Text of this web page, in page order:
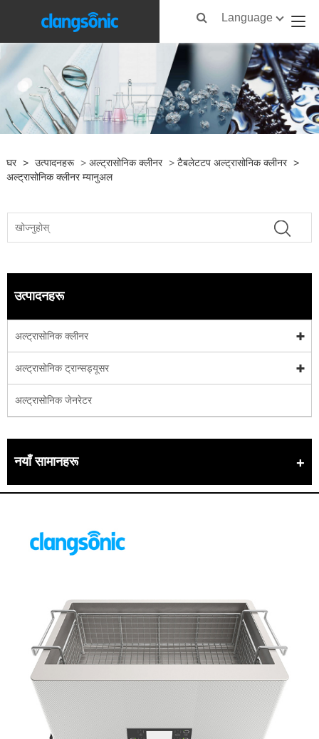
Language
घर > उत्पादनहरू > अल्ट्रासोनिक क्लीनर > टैबलेटटप अल्ट्रासोनिक क्लीनर >
अल्ट्रासोनिक क्लीनर म्यानुअल
उत्पादनहरू
अल्ट्रासोनिक क्लीनर
अल्ट्रासोनिक ट्रान्सड्यूसर
अल्ट्रासोनिक जेनरेटर
नयाँ सामानहरू